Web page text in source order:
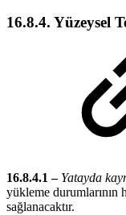
16.8.4. Yüzeysel
16.8.4.1 – Yatayda
yükleme durumlarının
sağlanacaktır.